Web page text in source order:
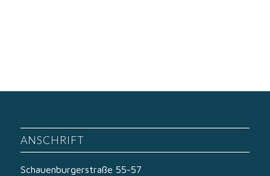
ANSCHRIFT
Schauenburgerstraße 55-57